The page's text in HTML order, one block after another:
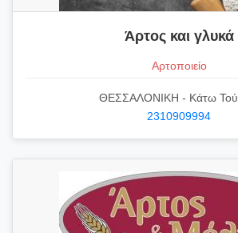
Άρτος και γλυκά
Αρτοποιείο
ΘΕΣΣΑΛΟΝΙΚΗ - Κάτω
2310909994